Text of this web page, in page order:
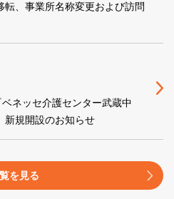
、事業所名称変更および訪問
ネッセ介護センター武蔵中
新規開設のお知らせ
を見る